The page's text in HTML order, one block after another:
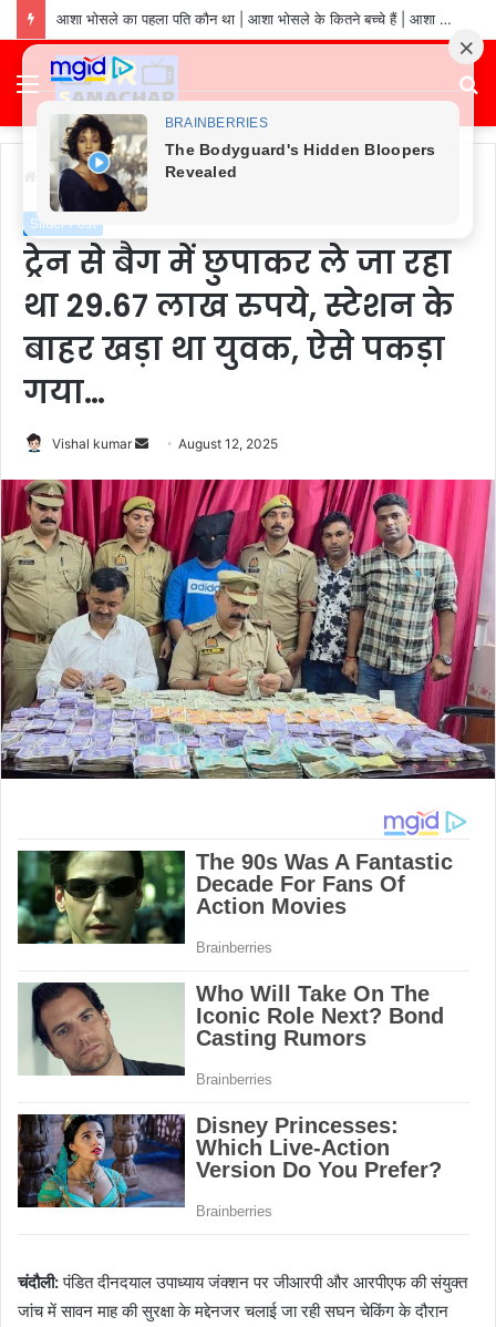
आशा भोसले का पहला पति कौन था | आशा भोसले के कितने बच्चे हैं | आशा भोसले ने कितनी शादियां की हैं | आशा भोसले का जीवन परिचय
Menu
Home/Slider Post
Slider Post
ट्रेन से बैग में छुपाकर ले जा रहा
था 29.67 लाख रुपये, स्टेशन के
बाहर खड़ा था युवक, ऐसे पकड़ा
गया…
Vishal kumar
Send
email
August 12, 2025
चंदौली:पंडित दीनदयाल उपाध्याय जंक्शन पर जीआरपी और आरपीएफ की संयुक्त
जांच में सावन माह की सुरक्षा के मद्देनजर चलाई जा रही सघन चेकिंग के दौरान